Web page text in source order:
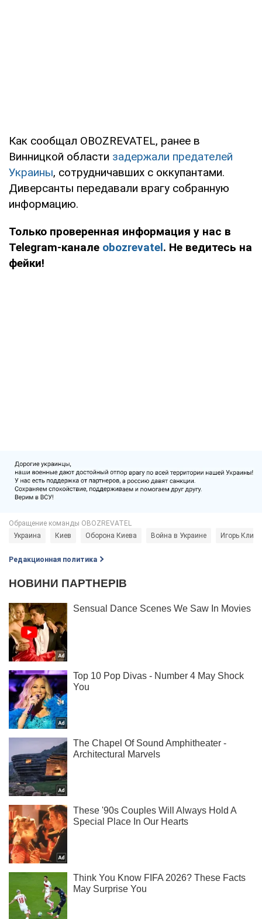
Как сообщал OBOZREVATEL, ранее в
Винницкой области задержали предателей
Украины, сотрудничавших с оккупантами.
Диверсанты передавали врагу собранную
информацию.
Только проверенная информация у нас в
Telegram-канале obozrevatel. Не ведитесь на
фейки!
Украина Киев Оборона Киева Война в Украине Игорь
Редакционная политика